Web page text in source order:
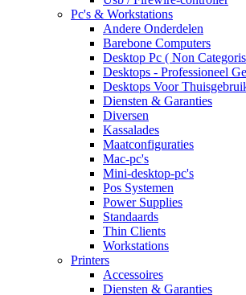
Pc's & Workstations
Andere Onderdelen
Barebone Computers
Desktop Pc ( Non
Desktops - Professioneel
Desktops Voor
Diensten & Garanties
Diversen
Kassalades
Maatconfiguraties
Mac-pc's
Mini-desktop-pc's
Pos Systemen
Power Supplies
Standaards
Thin Clients
Workstations
Printers
Accessoires
Diensten & Garanties